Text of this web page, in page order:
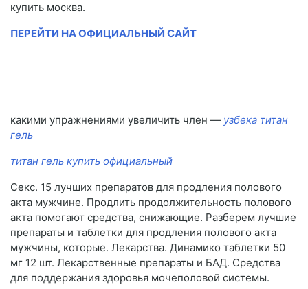
купить москва.
ПЕРЕЙТИ НА ОФИЦИАЛЬНЫЙ САЙТ
какими упражнениями увеличить член — узбека титан
гель
титан гель купить официальный
Секс. 15 лучших препаратов для продления полового
акта мужчине. Продлить продолжительность полового
акта помогают средства, снижающие. Разберем лучшие
препараты и таблетки для продления полового акта
мужчины, которые. Лекарства. Динамико таблетки 50
мг 12 шт. Лекарственные препараты и БАД. Средства
для поддержания здоровья мочеполовой системы.